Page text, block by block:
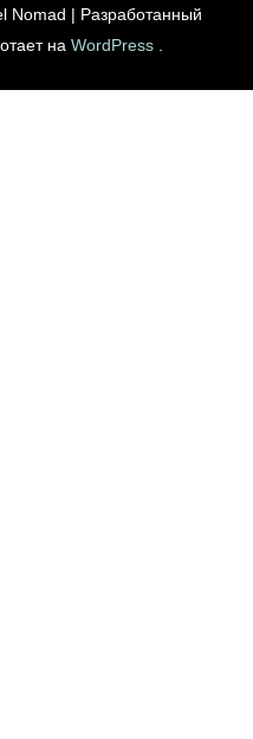
Nomad | Разработанный
на WordPress